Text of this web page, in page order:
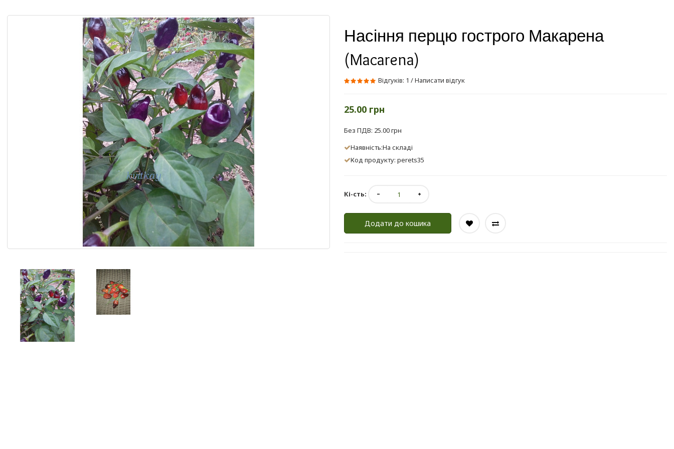
Насіння перцю гострого Макарена
(Macarena)
Відгуків: 1 /Написати відгук
25.00 грн
Без ПДВ: 25.00 грн
Наявність:На складі
Код продукту: perets35
Кі-сть:
Додати до кошика